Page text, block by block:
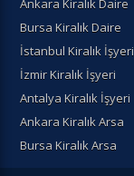
Ankara Kiralık Daire
Bursa Kiralık Daire
İstanbul Kiralık İşyeri
İzmir Kiralık İşyeri
Antalya Kiralık İşyeri
Ankara Kiralık Arsa
Bursa Kiralık Arsa